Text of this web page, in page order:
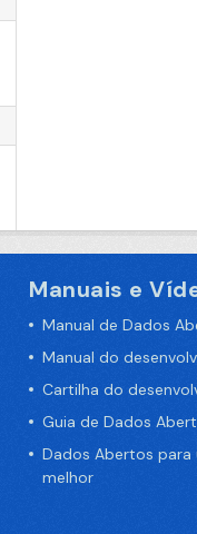
Manuais e
Manual de Dados
Manual do
Cartilha do
Guia de Dados
Dados Abertos para
melhor